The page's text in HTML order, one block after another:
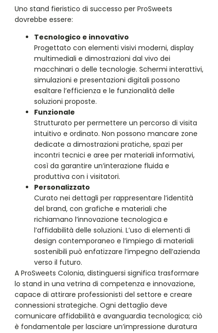
Uno stand fieristico di successo per ProSweets
dovrebbe essere:
Tecnologico e innovativo
Progettato con elementi visivi moderni, display
multimediali e dimostrazioni dal vivo dei
macchinari o delle tecnologie. Schermi interattivi,
simulazioni e presentazioni digitali possono
esaltare l’efficienza e le funzionalità delle
soluzioni proposte.
Funzionale
Strutturato per permettere un percorso di visita
intuitivo e ordinato. Non possono mancare zone
dedicate a dimostrazioni pratiche, spazi per
incontri tecnici e aree per materiali informativi,
così da garantire un’interazione fluida e
produttiva con i visitatori.
Personalizzato
Curato nei dettagli per rappresentare l’identità
del brand, con grafiche e materiali che
richiamano l’innovazione tecnologica e
l’affidabilità delle soluzioni. L’uso di elementi di
design contemporaneo e l’impiego di materiali
sostenibili può enfatizzare l’impegno dell’azienda
verso il futuro.
A ProSweets Colonia, distinguersi significa trasformare
lo stand in una vetrina di competenza e innovazione,
capace di attirare professionisti del settore e creare
connessioni strategiche. Ogni dettaglio deve
comunicare affidabilità e avanguardia tecnologica; ciò
è fondamentale per lasciare un’impressione duratura